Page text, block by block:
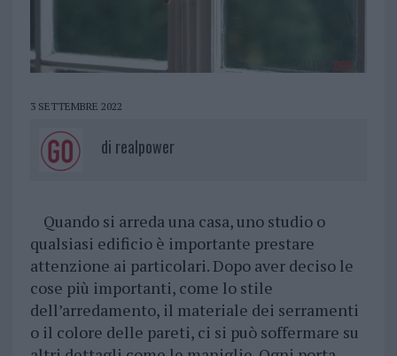
3 SETTEMBRE 2022
di realpower
Quando si arreda una casa, uno studio o
qualsiasi edificio è importante prestare
attenzione ai particolari. Dopo aver deciso le
cose più importanti, come lo stile
dell’arredamento, il materiale dei serramenti
o il colore delle pareti, ci si può soffermare su